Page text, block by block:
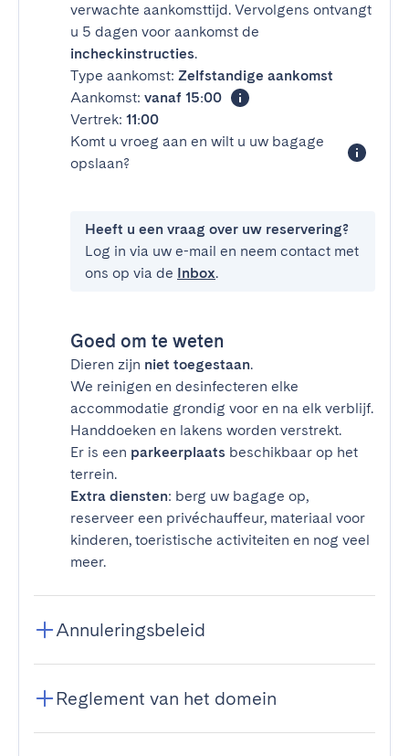
verwachte aankomsttijd. Vervolgens ontvangt
u 5 dagen voor aankomst de
incheckinstructies.
Type aankomst: Zelfstandige aankomst
Aankomst: vanaf 15:00
Vertrek: 11:00
Komt u vroeg aan en wilt u uw bagage
opslaan?
Heeft u een vraag over uw reservering?
Log in via uw e-mail en neem contact met
ons op via de Inbox.
Goed om te weten
Dieren zijn niet toegestaan.
We reinigen en desinfecteren elke
accommodatie grondig voor en na elk verblijf.
Handdoeken en lakens worden verstrekt.
Er is een parkeerplaats beschikbaar op het
terrein.
Extra diensten: berg uw bagage op,
reserveer een privéchauffeur, materiaal voor
kinderen, toeristische activiteiten en nog veel
meer.
Annuleringsbeleid
Reglement van het domein